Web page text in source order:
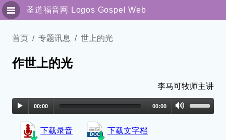
圣道福音网 Logos Gospel Web
圣灵与属灵人
专题讯息
解经园地
独立讯息
首页 专题讯息 世上的光
作世上的光
李马可牧师主讲
00:00 00:00
下载录音 下载文字档